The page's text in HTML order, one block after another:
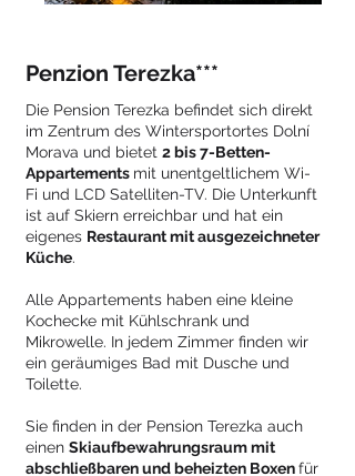
Penzion Terezka***
Die Pension Terezka befindet sich direkt
im Zentrum des Wintersportortes Dolní
Morava und bietet 2 bis 7-Betten-
Appartements mit unentgeltlichem Wi-
Fi und LCD Satelliten-TV. Die Unterkunft
ist auf Skiern erreichbar und hat ein
eigenes Restaurant mit ausgezeichneter
Küche.
Alle Appartements haben eine kleine
Kochecke mit Kühlschrank und
Mikrowelle. In jedem Zimmer finden wir
ein geräumiges Bad mit Dusche und
Toilette.
Sie finden in der Pension Terezka auch
einen Skiaufbewahrungsraum mit
abschließbaren und beheizten Boxenfür